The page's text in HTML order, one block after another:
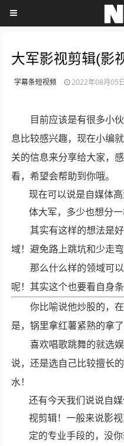
大军影视剪辑(影
字幕条短视频 2022年08月05
目前应该是有很多小
息比较感兴趣，现在小编
关的信息来分享给大家，
看，希望会帮助到你哦。
现在可以说是自媒体
体大军，多少也想分一
其实有这样的想法是
域！避免路上跳坑和少走弯
那么什么样的领域可
呢！其实这个也要看自身
你比喻说他炒股的，
是，锅里拿红薯紧熟的拿了
喜欢唱歌跳舞的就选
说，还是选自己比较擅长
水！
还有今天我们说说自
视剪辑！一般来说影
定的专业手段的，没